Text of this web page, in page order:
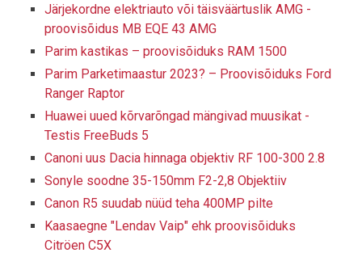
Järjekordne elektriauto või täisväärtuslik AMG -
proovisõidus MB EQE 43 AMG
Parim kastikas – proovisõiduks RAM 1500
Parim Parketimaastur 2023? – Proovisõiduks Ford
Ranger Raptor
Huawei uued kõrvarõngad mängivad muusikat -
Testis FreeBuds 5
Canoni uus Dacia hinnaga objektiv RF 100-300 2.8
Sonyle soodne 35-150mm F2-2,8 Objektiiv
Canon R5 suudab nüüd teha 400MP pilte
Kaasaegne "Lendav Vaip" ehk proovisõiduks
Citröen C5X